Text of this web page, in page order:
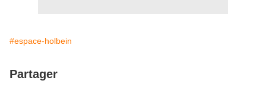
#espace-holbein
Partager